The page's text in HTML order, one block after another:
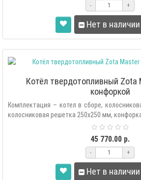
- +
Нет в наличии
Котёл твердотопливный Zota
конфоркой
Комплектация – котел в сборе,
колосниковая решетка 250х250 мм,
45 770.00 р.
- +
Нет в наличии